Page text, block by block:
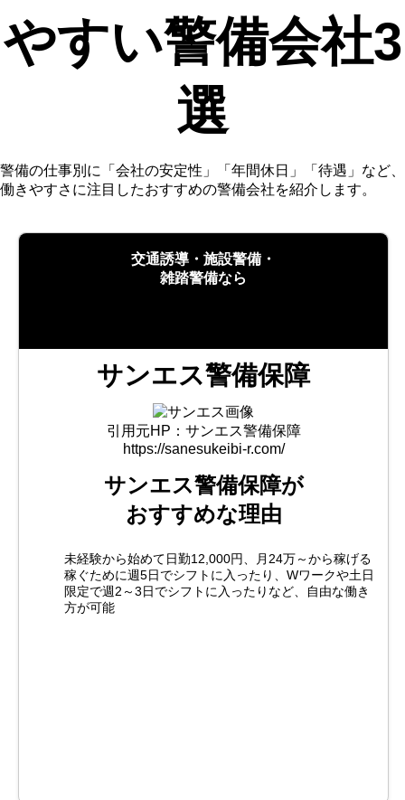
やすい警備会社3
選
警備の仕事別に「会社の安定性」「年間休日」「待遇」など、
働きやすさに注目したおすすめの警備会社を紹介します。
交通誘導・施設警備・
雑踏警備なら
サンエス警備保障
引用元HP：サンエス警備保障
https://sanesukeibi-r.com/
サンエス警備保障が
おすすめな理由
未経験から始めて日勤12,000円、月24万～から稼げる
稼ぐために週5日でシフトに入ったり、Wワークや土日
限定で週2～3日でシフトに入ったりなど、自由な働き
方が可能